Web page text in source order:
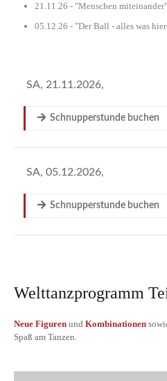
21.11.26 - "Menschen miteinander"
05.12.26 - "Der Ball - alles was
Welttanzprogramm
Neue Figuren und Kombinationen
Spaß am Tanzen.